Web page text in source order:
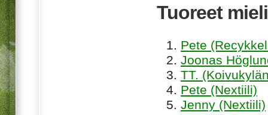
Tuoreet
Pete
Joonas
TT.
Pete (Nextiili)
Jenny (Nextiili)